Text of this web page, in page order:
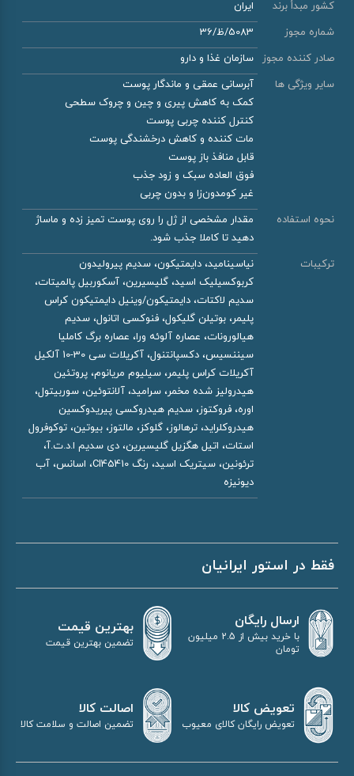
کشور مبدأ برند
ایران
شماره مجوز
5083/ظ/36
صادر کننده مجوز
سازمان غذا و دارو
سایر ویژگی ها
آبرسانی عمقی و ماندگار پوست
کمک به کاهش پیری و چین و چروک سطحی
کنترل کننده چربی پوست
مات کننده و کاهش درخشندگی پوست
قابل منافذ باز پوست
فوق العاده سبک و زود جذب
غیر کومدون‌زا و بدون چربی
نحوه استفاده
مقدار مشخصی از ژل را روی پوست تمیز زده و ماساژ
دهید تا کاملا جذب شود.
ترکیبات
نیاسینامید، دایمتیکون، سدیم پیرولیدون
کربوکسیلیک اسید، گلیسیرین، آسکوربیل پالمیتات،
سدیم لاکتات، دایمتیکون/وینیل دایمتیکون کراس
پلیمر، بوتیلن گلیکول، فنوکسی اتانول، سدیم
هیالورونات، عصاره آلوئه ورا، عصاره برگ کاملیا
سیننسیس، دکسپانتنول، آکریلات سی 30-10 آلکیل
آکریلات کراس پلیمر، سیلیوم مریانوم، پروتئین
هیدرولیز شده مخمر، سرامید، آلانتوئین، سوربیتول،
اوره، فروکتوز، سدیم هیدروکسی پیریدوکسین
هیدروکلراید، ترهالوز، گلوکز، مالتوز، بیوتین، توکوفرول
استات، اتیل هگزیل گلیسیرین، دی سدیم ا.د.ت.آ،
ترئونین، سیتریک اسید، رنگ CI45410، اسانس، آب
دیونیزه
فقط در استور ایرانیان
ارسال رایگان
با خرید بیش از 2.5 میلیون
تومان
بهترین قیمت
تضمین بهترین قیمت
تعویض کالا
تعویض رایگان کالای معیوب
اصالت کالا
تضمین اصالت و سلامت کالا